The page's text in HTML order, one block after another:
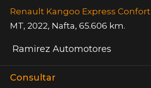
Renault Kangoo Express Confort
MT, 2022, Nafta, 65.606 km.
Ramirez Automotores
Consultar